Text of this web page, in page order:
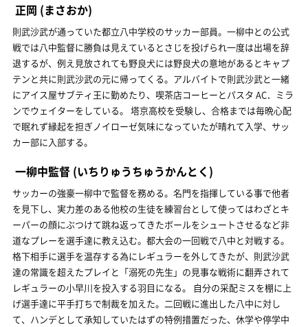
正岡 (まさおか)
則武沙武が通っていた都立八中学校のサッカー部員。一柳中との公式
戦では八中監督に勝負は見えているとさじを投げられ一度は出場を辞
退するが、例え見放されても野良犬には野良犬の意地があるとキャプ
テンと共に則武沙武の元に帰ってくる。アルバイトで則武沙武と一緒
にアイス屋サブティ王に勤めたり、喫茶店コーヒーとパスタ AC．ミラ
ンでウェイターをしている。 塔京高校を受験し、合格までは毎晩心配
で眠れず縁起を担ぎノイローゼ気味になっていたが晴れて入学、サッ
カー部に入部する。
一柳中監督 (いちりゅうちゅうかんとく)
サッカーの強豪一柳中で監督を務める。名門を指揮している事で他者
を見下し、実力差のある他校の生徒を練習台として使ってはわざとキ
ーパーの顔にぶつけて跳ね返ってきたボールをシュートさせるなど非
道なプレーを選手達に教え込む。都大会の一回戦で八中と対戦する。
格下相手に選手を温存する為にレギュラーを外してきたが、則武沙武
達の常識を超えたプレイと「溺死の先生」の見事な戦術に翻弄されて
レギュラーの小早川を投入する羽目になる。 自分の采配ミスを棚に上
げ選手達に平手打ちで制裁を加えた。二回戦に進出した八中に対し
て、ハンデとして承知していたはずの特例措置だった、休学や停学中